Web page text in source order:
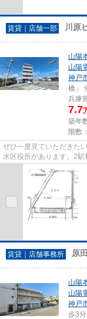
賃貸｜店舗一部 川原
山陽
山陽
神戸
橋」
兵庫
7.7
築年
階数
ぜひ一度見ていただきた
水区役所があります。2
賃貸｜店舗事務所 原
山陽
山陽
神戸
歩3分